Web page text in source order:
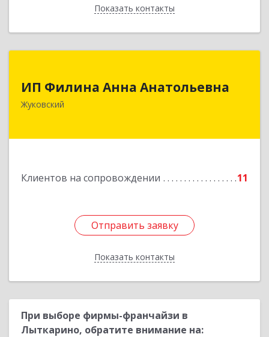
Показать контакты
Назад
ИП Филина Анна Анатольевна
Жуковский
Клиентов на сопровождении 11
Отправить заявку
Показать контакты
Подробнее
Отправить заявку
Назад
При выборе фирмы-франчайзи в
Лыткарино, обратите внимание на: